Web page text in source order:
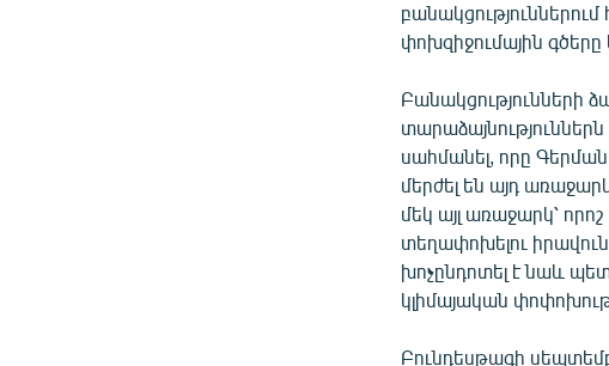
փոխզիջումային
Բանակցությունների
սահմանել, որը
մերժել են այդ
մեկ այլ առաջարկ՝
տեղափոխելու
խոչընդոտել է նաև
կլիմայական
Բունդեսթագի